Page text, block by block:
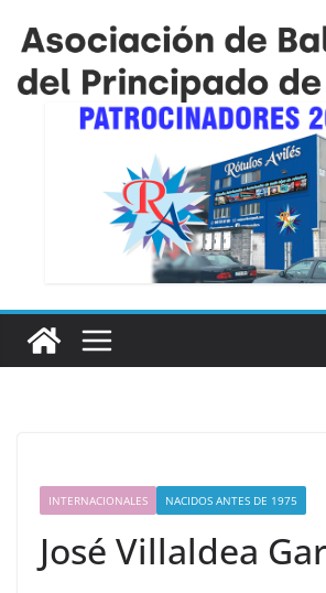
INTERNACIONALES NACIDOS ANTES DE 1975
José Villaldea